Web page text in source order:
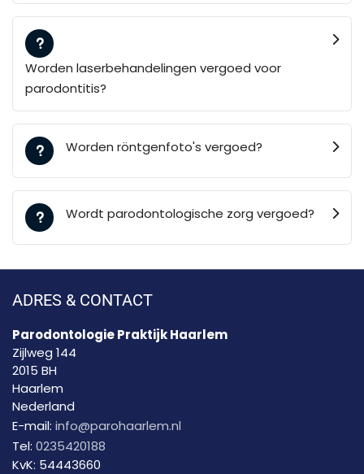
Worden laserbehandelingen vergoed voor
parodontitis?
Worden röntgenfoto's vergoed?
Wordt parodontologische zorg vergoed?
ADRES & CONTACT
Parodontologie Praktijk Haarlem
Zijlweg 144
2015 BH
Haarlem
Nederland
E-mail: info@parohaarlem.nl
Tel: 0235420188
KvK: 54443660